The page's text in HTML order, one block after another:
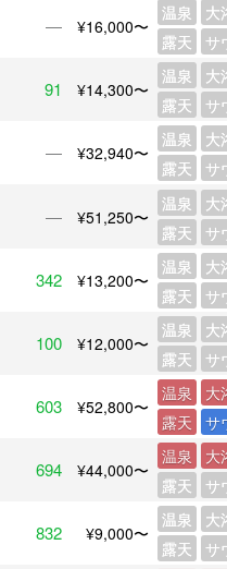
― ¥16,000〜
温泉
大
露天
サ
91 ¥14,300〜
温泉
大
露天
サ
― ¥32,940〜
温泉
大
露天
サ
― ¥51,250〜
温泉
大
露天
サ
342 ¥13,200〜
温泉
大
露天
サ
100 ¥12,000〜
温泉
大
露天
サ
603 ¥52,800〜
温泉
大
露天
サ
694 ¥44,000〜
温泉
大
露天
サ
832 ¥9,000〜
温泉
大
露天
サ